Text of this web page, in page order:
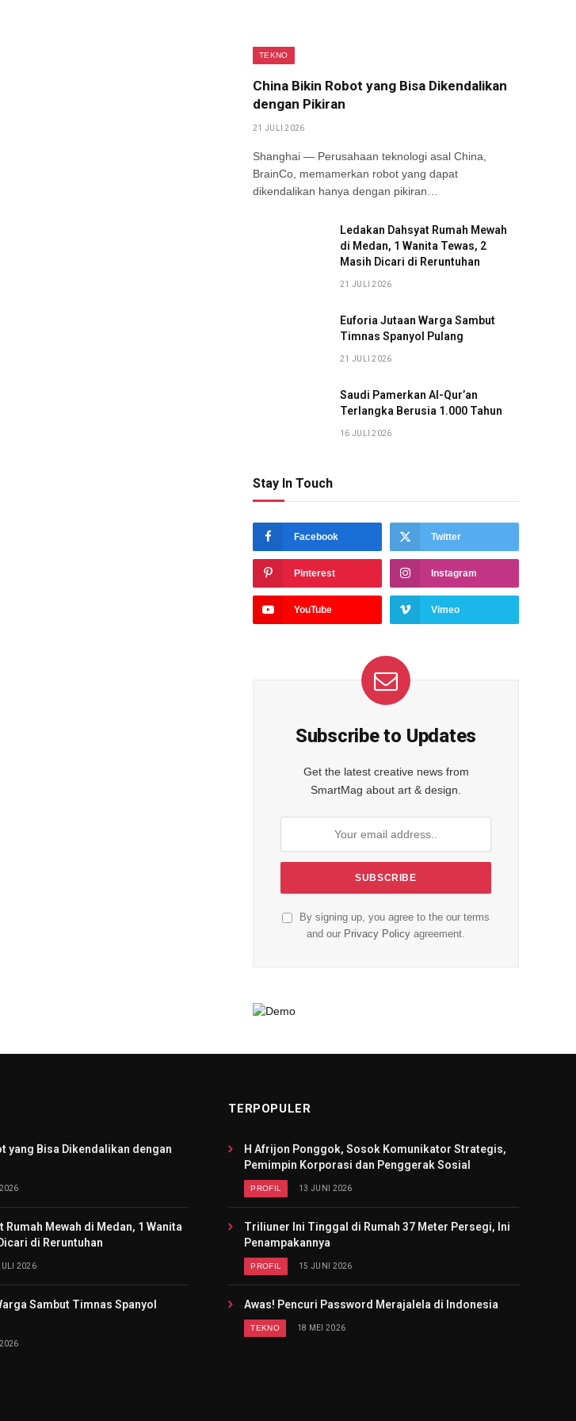
TEKNO
China Bikin Robot yang Bisa Dikendalikan
dengan Pikiran
21 JULI 2026
Shanghai — Perusahaan teknologi asal China,
BrainCo, memamerkan robot yang dapat
dikendalikan hanya dengan pikiran…
Ledakan Dahsyat Rumah Mewah
di Medan, 1 Wanita Tewas, 2
Masih Dicari di Reruntuhan
21 JULI 2026
Euforia Jutaan Warga Sambut
Timnas Spanyol Pulang
21 JULI 2026
Saudi Pamerkan Al-Qur’an
Terlangka Berusia 1.000 Tahun
16 JULI 2026
Stay In Touch
Facebook Twitter
Pinterest Instagram
YouTube Vimeo
Subscribe to Updates
Get the latest creative news from
SmartMag about art & design.
By signing up, you agree to the our terms
and our Privacy Policy agreement.
yang Bisa Dikendalikan dengan
Rumah Mewah di Medan, 1 Wanita
di Reruntuhan
2026
Sambut Timnas Spanyol
TERPOPULER
H Afrijon Ponggok, Sosok Komunikator Strategis,
Pemimpin Korporasi dan Penggerak Sosial
PROFIL 13 JUNI 2026
Triliuner Ini Tinggal di Rumah 37 Meter Persegi, Ini
Penampakannya
PROFIL 15 JUNI 2026
Awas! Pencuri Password Merajalela di Indonesia
TEKNO 18 MEI 2026